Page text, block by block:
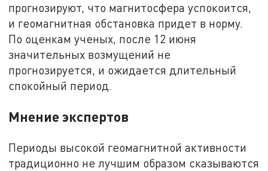
прогнозируют, что магнитосфера успокоится,
и геомагнитная обстановка придет в норму.
По оценкам ученых, после 12 июня
значительных возмущений не
прогнозируется, и ожидается длительный
спокойный период.
Мнение экспертов
Периоды высокой геомагнитной активности
традиционно не лучшим образом сказываются